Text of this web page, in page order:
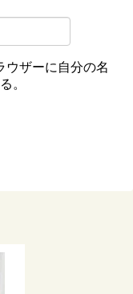
ウザーに自分の名
。